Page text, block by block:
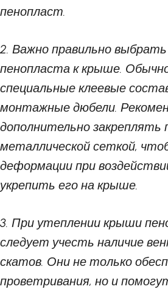
пенопласт.
2. Важно правильно выбрать
пенопласта к крыше.
специальные клеевые
монтажные дюбели.
дополнительно закреплять
металлической сеткой,
деформации при
укрепить его на крыше.
3. При утеплении крыши
следует учесть наличие
скатов. Они не только
проветривания, но и